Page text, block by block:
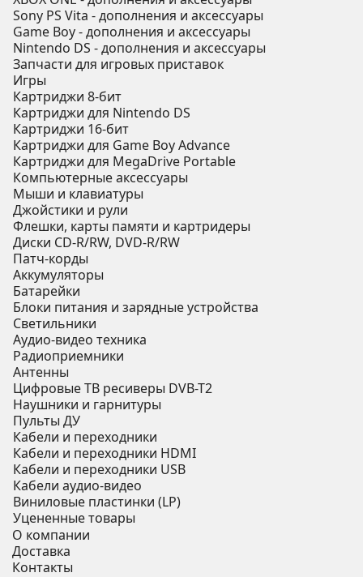
Sony PS Vita - дополнения и аксессуары
Game Boy - дополнения и аксессуары
Nintendo DS - дополнения и аксессуары
Запчасти для игровых приставок
Игры
Картриджи 8-бит
Картриджи для Nintendo DS
Картриджи 16-бит
Картриджи для Game Boy Advance
Картриджи для MegaDrive Portable
Компьютерные аксессуары
Мыши и клавиатуры
Джойстики и рули
Флешки, карты памяти и картридеры
Диски CD-R/RW, DVD-R/RW
Патч-корды
Аккумуляторы
Батарейки
Блоки питания и зарядные устройства
Светильники
Аудио-видео техника
Радиоприемники
Антенны
Цифровые ТВ ресиверы DVB-T2
Наушники и гарнитуры
Пульты ДУ
Кабели и переходники
Кабели и переходники HDMI
Кабели и переходники USB
Кабели аудио-видео
Виниловые пластинки (LP)
Уцененные товары
О компании
Доставка
Контакты